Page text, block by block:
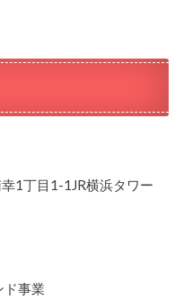
1丁目1-1JR横浜タワー
ド事業